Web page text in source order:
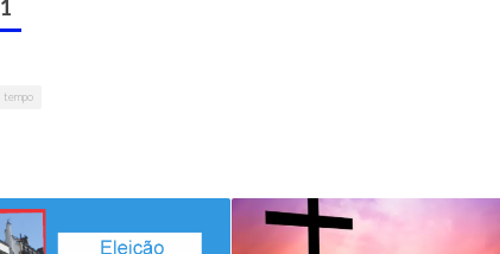
1
tempo